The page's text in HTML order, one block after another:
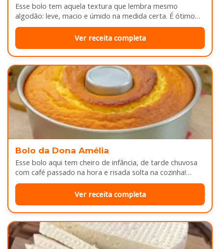
Esse bolo tem aquela textura que lembra mesmo
algodão: leve, macio e úmido na medida certa. É ótimo
pra servir…
Ver receita completa
Bolo da Dona Amélia
Esse bolo aqui tem cheiro de infância, de tarde chuvosa
com café passado na hora e risada solta na cozinha!…
Ver receita completa